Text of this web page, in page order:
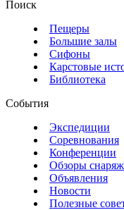
Поиск
Пещеры
Большие залы
Сифоны
Карстовые
Библиотека
События
Экспедиции
Соревнования
Конференции
Обзоры
Объявления
Новости
Полезные